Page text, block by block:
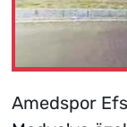
Amedspor